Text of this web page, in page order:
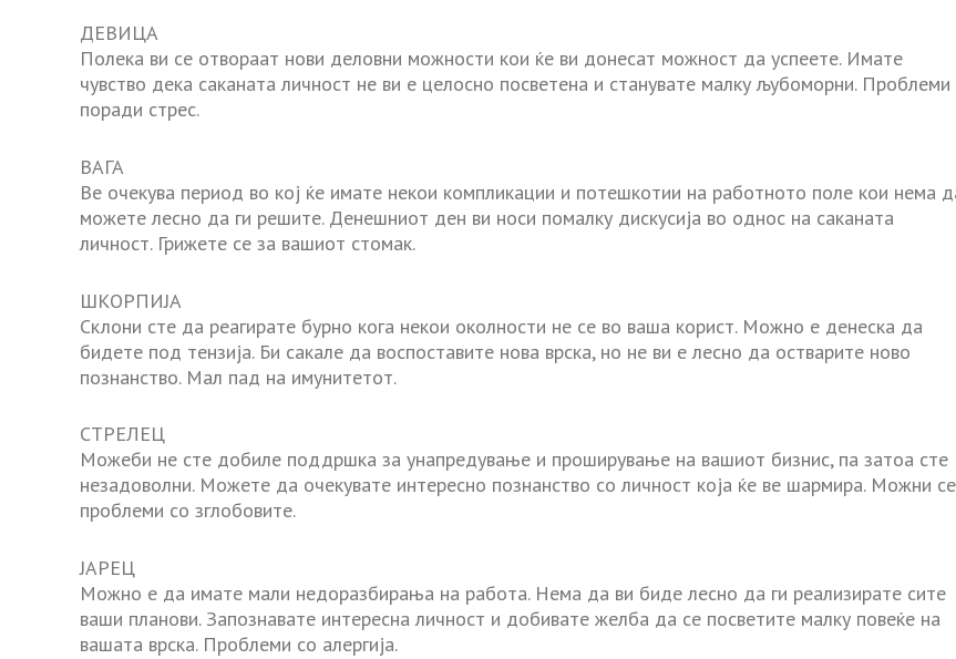
ДЕВИЦА
Полека ви се отвораат нови деловни можности кои ќе ви донесат можност да успеете. Имате
чувство дека саканата личност не ви е целосно посветена и станувате малку љубоморни. Проблеми
поради стрес.
ВАГА
Ве очекува период во кој ќе имате некои компликации и потешкотии на работното поле кои нема
можете лесно да ги решите. Денешниот ден ви носи помалку дискусија во однос на саканата
личност. Грижете се за вашиот стомак.
ШКОРПИЈА
Склони сте да реагирате бурно кога некои околности не се во ваша корист. Можно е денеска да
бидете под тензија. Би сакале да воспоставите нова врска, но не ви е лесно да остварите ново
познанство. Мал пад на имунитетот.
СТРЕЛЕЦ
Можеби не сте добиле поддршка за унапредување и проширување на вашиот бизнис, па затоа сте
незадоволни. Можете да очекувате интересно познанство со личност која ќе ве шармира. Можни се
проблеми со зглобовите.
ЈАРЕЦ
Можно е да имате мали недоразбирања на работа. Нема да ви биде лесно да ги реализирате сите
ваши планови. Запознавате интересна личност и добивате желба да се посветите малку повеќе на
вашата врска. Проблеми со алергија.